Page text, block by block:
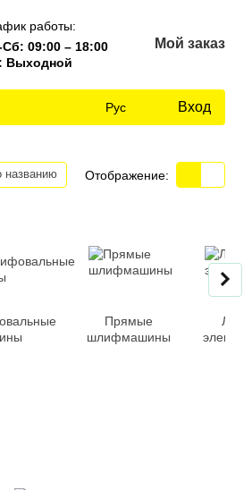
работы:
Сб: 09:00 – 18:00
Выходной
Мой заказ
Рус Вход
названию Отображение:
Прямые
шлифмашины